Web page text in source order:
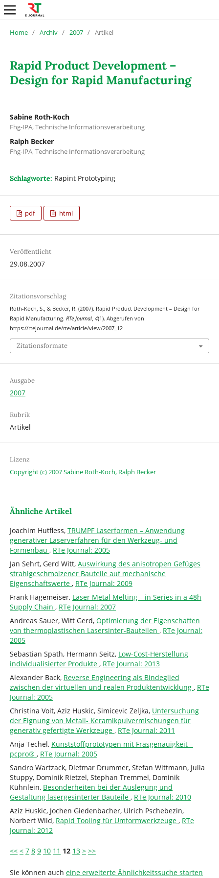
Home / Archiv / 2007 / Artikel
Rapid Product Development –
Design for Rapid Manufacturing
Sabine Roth-Koch
Fhg-IPA, Technische Informationsverarbeitung
Ralph Becker
Fhg-IPA, Technische Informationsverarbeitung
Schlagworte: Rapint Prototyping
pdf html
Veröffentlicht
29.08.2007
Zitationsvorschlag
Roth-Koch, S., & Becker, R. (2007). Rapid Product Development – Design for
Rapid Manufacturing. RTe Journal, 4(1). Abgerufen von
https://rtejournal.de/rte/article/view/2007_12
Zitationsformate
Ausgabe
2007
Rubrik
Artikel
Lizenz
Copyright (c) 2007 Sabine Roth-Koch, Ralph Becker
Ähnliche Artikel
Joachim Hutfless, TRUMPF Laserformen – Anwendung
generativer Laserverfahren für den Werkzeug- und
Formenbau , RTe Journal: 2005
Jan Sehrt, Gerd Witt, Auswirkung des anisotropen Gefüges
strahlgeschmolzener Bauteile auf mechanische
Eigenschaftswerte , RTe Journal: 2009
Frank Hagemeiser, Laser Metal Melting – in Series in a 48h
Supply Chain , RTe Journal: 2007
Andreas Sauer, Witt Gerd, Optimierung der Eigenschaften
von thermoplastischen Lasersinter-Bauteilen , RTe Journal:
2005
Sebastian Spath, Hermann Seitz, Low-Cost-Herstellung
individualisierter Produkte , RTe Journal: 2013
Alexander Back, Reverse Engineering als Bindeglied
zwischen der virtuellen und realen Produktentwicklung , RTe
Journal: 2005
Christina Voit, Aziz Huskic, Simicevic Zeljka, Untersuchung
der Eignung von Metall- Keramikpulvermischungen für
generativ gefertigte Werkzeuge , RTe Journal: 2011
Anja Techel, Kunststoffprototypen mit Fräsgenauigkeit –
pcpro® , RTe Journal: 2005
Sandro Wartzack, Dietmar Drummer, Stefan Wittmann, Julia
Stuppy, Dominik Rietzel, Stephan Tremmel, Dominik
Kühnlein, Besonderheiten bei der Auslegung und
Gestaltung lasergesinterter Bauteile , RTe Journal: 2010
Aziz Huskic, Jochen Giedenbacher, Ulrich Pschebezin,
Norbert Wild, Rapid Tooling für Umformwerkzeuge , RTe
Journal: 2012
<< < 7 8 9 10 11 12 13 > >>
Sie können auch eine erweiterte Ähnlichkeitssuche starten